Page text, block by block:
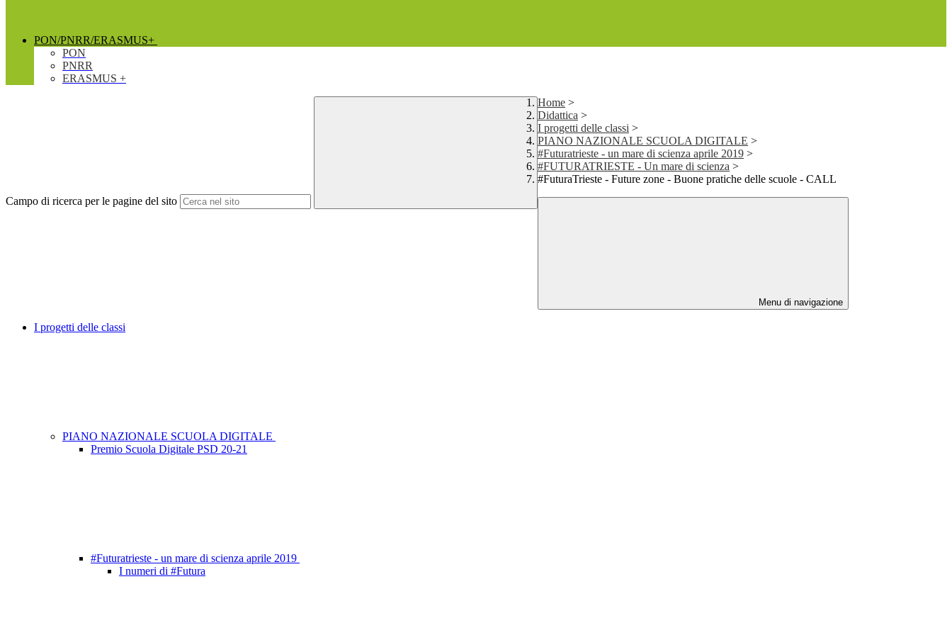
PON/PNRR/ERASMUS+
PON
PNRR
ERASMUS +
Campo di ricerca per le pagine del sito
Home >
Didattica >
I progetti delle classi >
PIANO NAZIONALE SCUOLA DIGITALE >
#Futuratrieste - un mare di scienza aprile 2019 >
#FUTURATRIESTE - Un mare di scienza >
#FuturaTrieste - Future zone - Buone pratiche delle scuole - CALL
Menu di navigazione
I progetti delle classi
PIANO NAZIONALE SCUOLA DIGITALE
Premio Scuola Digitale PSD 20-21
#Futuratrieste - un mare di scienza aprile 2019
I numeri di #Futura